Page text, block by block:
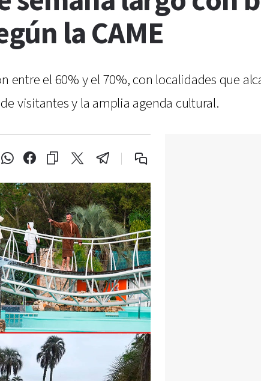
la CAME
entre el 60% y el 70%, con localidades que
visitantes y la amplia agenda cultural.